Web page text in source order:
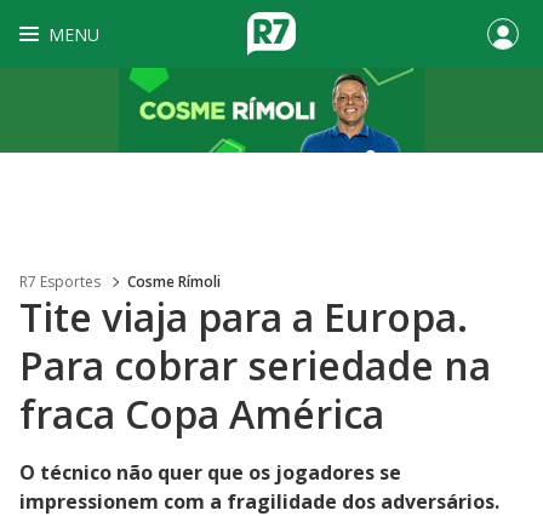
MENU
R7 Esportes Cosme Rímoli
Tite viaja para a Europa.
Para cobrar seriedade na
fraca Copa América
O técnico não quer que os jogadores se
impressionem com a fragilidade dos adversários.